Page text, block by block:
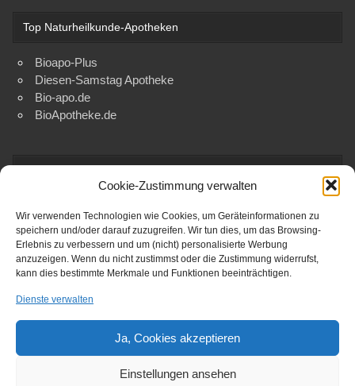
Cookie-Zustimmung verwalten
Wir verwenden Technologien wie Cookies, um Geräteinformationen zu
speichern und/oder darauf zuzugreifen. Wir tun dies, um das Browsing-
Erlebnis zu verbessern und um (nicht) personalisierte Werbung
anzuzeigen. Wenn du nicht zustimmst oder die Zustimmung widerrufst,
kann dies bestimmte Merkmale und Funktionen beeinträchtigen.
Dienste verwalten
Ja, Cookies akzeptieren
Einstellungen ansehen
Top Naturheilkunde-Apotheken
Bioapo-Plus
Diesen-Samstag Apotheke
Bio-apo.de
BioApotheke.de
Diesen-Samstag Apotheke
Bio-apo.de
BioApotheke.de
Datenschutzerklärung